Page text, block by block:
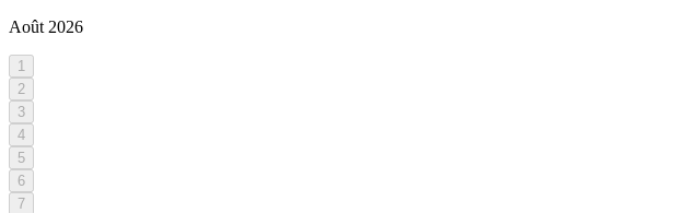
Août 2026
1
2
3
4
5
6
7